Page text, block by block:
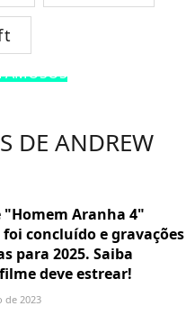
DE ANDREW
"Homem Aranha 4"
concluído e gravações
para 2025. Saiba
deve estrear!
de 2023